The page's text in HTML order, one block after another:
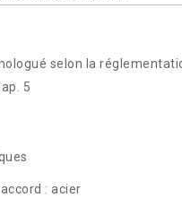
selon la
5
: acier